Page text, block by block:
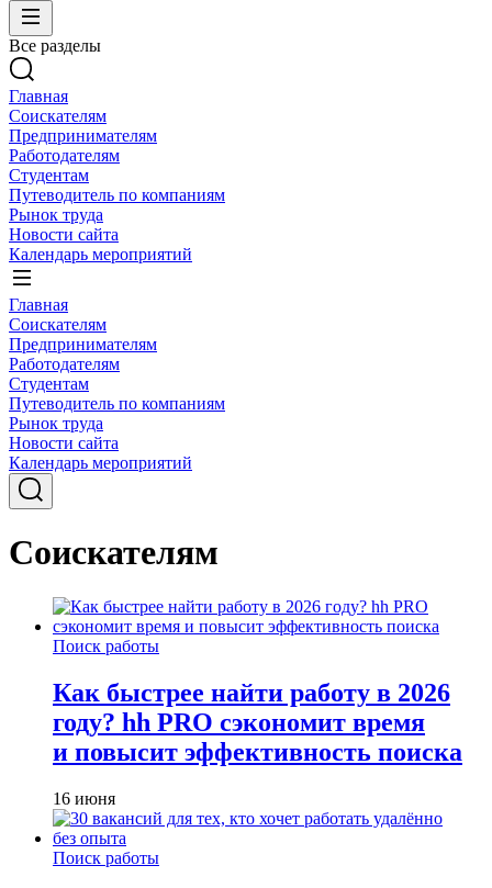
Все разделы
Главная
Соискателям
Предпринимателям
Работодателям
Студентам
Путеводитель по компаниям
Рынок труда
Новости сайта
Календарь мероприятий
Главная
Соискателям
Предпринимателям
Работодателям
Студентам
Путеводитель по компаниям
Рынок труда
Новости сайта
Календарь мероприятий
Соискателям
Поиск работы
Как быстрее найти работу в 2026
году? hh PRO сэкономит время
и повысит эффективность поиска
16 июня
Поиск работы